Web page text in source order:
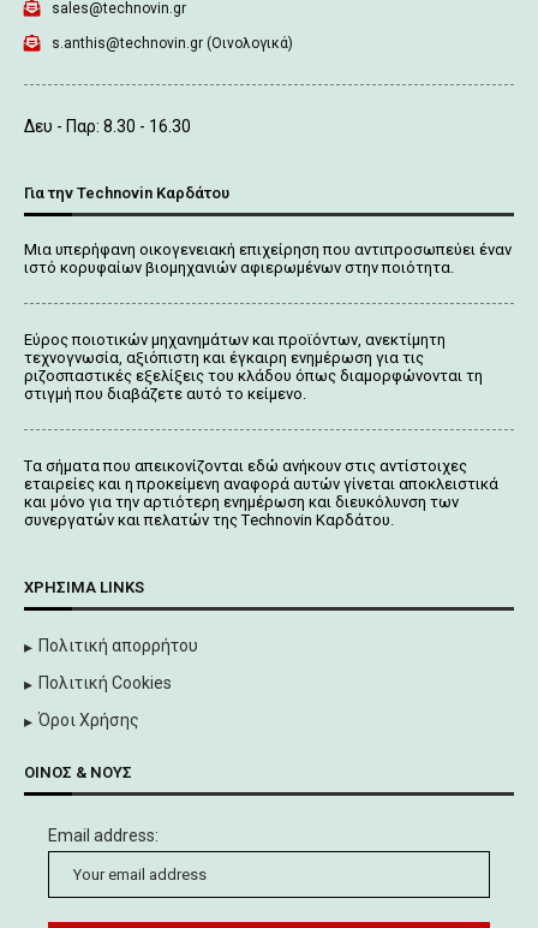
sales@technovin.gr
s.anthis@technovin.gr (Οινολογικά)
Δευ - Παρ: 8.30 - 16.30
Για την Technovin Καρδάτου
Μια υπερήφανη οικογενειακή επιχείρηση που αντιπροσωπεύει έναν
ιστό κορυφαίων βιομηχανιών αφιερωμένων στην ποιότητα.
Εύρος ποιοτικών μηχανημάτων και προϊόντων, ανεκτίμητη
τεχνογνωσία, αξιόπιστη και έγκαιρη ενημέρωση για τις
ριζοσπαστικές εξελίξεις του κλάδου όπως διαμορφώνονται τη
στιγμή που διαβάζετε αυτό το κείμενο.
Tα σήματα που απεικονίζονται εδώ ανήκουν στις αντίστοιχες
εταιρείες και η προκείμενη αναφορά αυτών γίνεται αποκλειστικά
και μόνο για την αρτιότερη ενημέρωση και διευκόλυνση των
συνεργατών και πελατών της Τechnovin Kαρδάτου.
ΧΡΉΣΙΜΑ LINKS
Πολιτική απορρήτου
Πολιτική Cookies
Όροι Χρήσης
ΟΊΝΟΣ & ΝΟΥΣ
Email address: